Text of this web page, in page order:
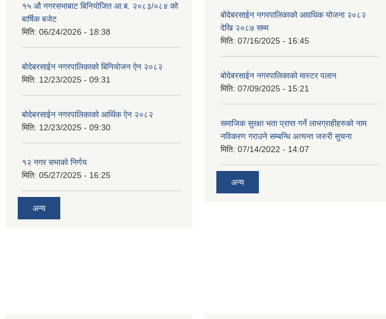
१५ ‍‍‍औ नगरसभाबाट बिनियोजित आ.ब. २०८३/०८४ को
बार्षिक बजेट
मिति: 06/24/2026 - 18:38
बोदेबरसाईन नगरपालिकाको बिनियोजन ऐन २०८२
मिति: 12/23/2025 - 09:31
बोदेबरसाईन नगरपालिकाको आर्थिक ऐन २०८२
मिति: 12/23/2025 - 09:30
१२ नगर सभाको निर्णय
मिति: 05/27/2025 - 16:25
अन्य
बोदेबरसाईन नगरपालिकाको आवधिक योजना २०८२
देखि २०८७ सम्म
मिति: 07/16/2025 - 16:45
बोदेबरसाईन नगरपालिकाको मास्टर पलान
मिति: 07/09/2025 - 15:21
समाजिक सुरक्षा भता प्राप्त गर्ने लाभग्राहीहरुको नाम
नविकरण गराउने सम्बन्धि अत्यन्त जरुरी सुचना
मिति: 07/14/2022 - 14:07
अन्य